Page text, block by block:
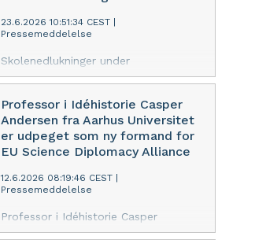
Nationalt Center for Skoleforskning
på DPU, Aarhus Universitet, som er
baseret på internationale
23.6.2026 10:51:34 CEST
Pressemeddelelse
Skolenedlukninger under
coronapandemien var skyld i, at
og natur/teknik. Og læringstabet gik
mest ud over de dårligst stillede
elever. Det viser forskning fra
Nationalt Center for Skoleforskning
på DPU, Aarhus Universitet, som er
baseret på internationale
testresultater fra mere end 70 lande.
Professor i Idéhistorie Casper
Andersen fra Aarhus Universitet
er udpeget som ny formand for
EU Science Diplomacy Alliance
12.6.2026 08:19:46 CEST
Pressemeddelelse
Professor i Idéhistorie Casper
Andersen fra Aarhus Universitet er